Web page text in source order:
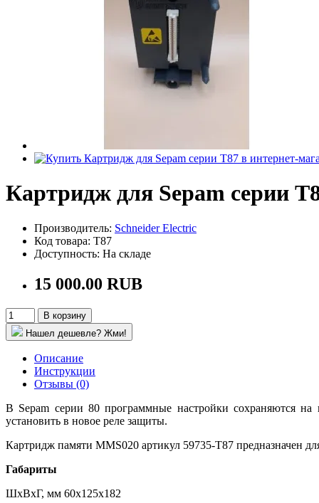
Картридж для Sepam серии
Производитель: Schneider Electric
Код товара: T87
Доступность: На складе
15 000.00 RUB
В корзину
Нашел дешевле? Жми!
Описание
Инструкции
Отзывы (0)
В Sepam серии 80 программные настройки сохраняются
установить в новое реле защиты.
Картридж памяти MMS020 артикул 59735-Т87 предназначен
Габариты
ШхВхГ, мм 60х125х182